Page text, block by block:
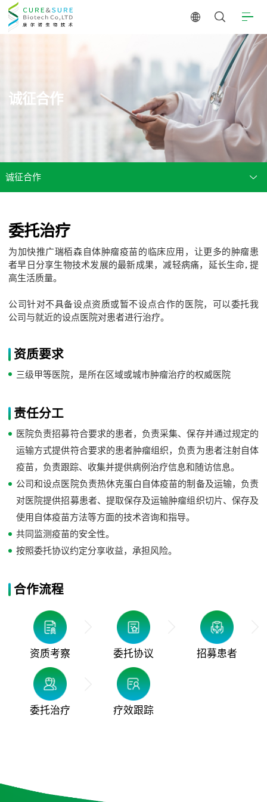
诚征合作
诚征合作
委托治疗
为加快推广瑞栢森自体肿瘤疫苗的临床应用，让更多的肿瘤患
者早日分享生物技术发展的最新成果，减轻病痛，延长生命, 提
高生活质量。
公司针对不具备设点资质或暂不设点合作的医院，可以委托我
公司与就近的设点医院对患者进行治疗。
资质要求
三级甲等医院，是所在区域或城市肿瘤治疗的权威医院
责任分工
医院负责招募符合要求的患者，负责采集、保存并通过规定的
运输方式提供符合要求的患者肿瘤组织，负责为患者注射自体
疫苗，负责跟踪、收集并提供病例治疗信息和随访信息。
公司和设点医院负责热休克蛋白自体疫苗的制备及运输，负责
对医院提供招募患者、提取保存及运输肿瘤组织切片、保存及
使用自体疫苗方法等方面的技术咨询和指导。
共同监测疫苗的安全性。
按照委托协议约定分享收益，承担风险。
合作流程
资质考察 委托协议 招募患者
委托治疗 疗效跟踪